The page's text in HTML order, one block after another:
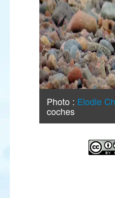
Photo : Elodie
coches